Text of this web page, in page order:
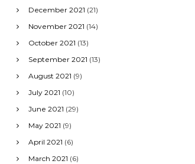
December 2021 (21)
November 2021 (14)
October 2021 (13)
September 2021 (13)
August 2021 (9)
July 2021 (10)
June 2021 (29)
May 2021 (9)
April 2021 (6)
March 2021 (6)